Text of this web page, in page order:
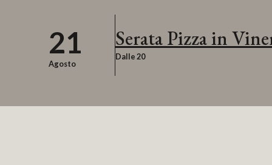
21
Agosto
Serata Pizza in
Dalle 20